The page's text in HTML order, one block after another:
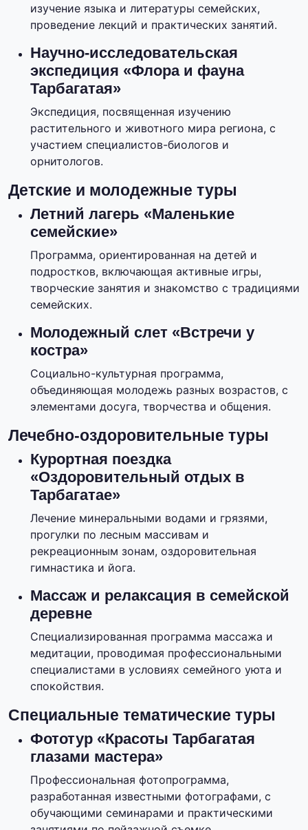
изучение языка и литературы семейских,
проведение лекций и практических занятий.
Научно-исследовательская
экспедиция «Флора и фауна
Тарбагатая»
Экспедиция, посвященная изучению
растительного и животного мира региона, с
участием специалистов-биологов и
орнитологов.
Детские и молодежные туры
Летний лагерь «Маленькие
семейские»
Программа, ориентированная на детей и
подростков, включающая активные игры,
творческие занятия и знакомство с традициями
семейских.
Молодежный слет «Встречи у
костра»
Социально-культурная программа,
объединяющая молодежь разных возрастов, с
элементами досуга, творчества и общения.
Лечебно-оздоровительные туры
Курортная поездка
«Оздоровительный отдых в
Тарбагатае»
Лечение минеральными водами и грязями,
прогулки по лесным массивам и
рекреационным зонам, оздоровительная
гимнастика и йога.
Массаж и релаксация в семейской
деревне
Специализированная программа массажа и
медитации, проводимая профессиональными
специалистами в условиях семейного уюта и
спокойствия.
Специальные тематические туры
Фототур «Красоты Тарбагатая
глазами мастера»
Профессиональная фотопрограмма,
разработанная известными фотографами, с
обучающими семинарами и практическими